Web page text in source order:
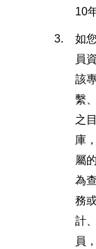
10
3.
如
員
該
繫
之
庫
屬
為
務
計
員